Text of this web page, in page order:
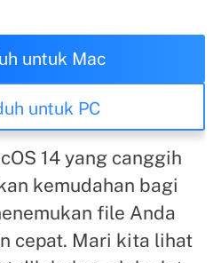
untuk Mac
untuk PC
14 yang canggih
kemudahan bagi
file Anda
cepat. Mari kita lihat